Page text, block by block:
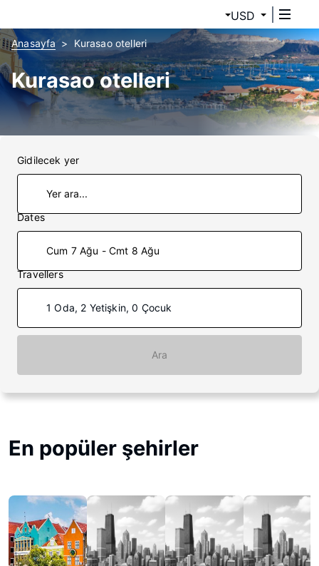
USD
Anasayfa Kurasao otelleri
Kurasao otelleri
Gidilecek yer
Dates
Cum 7 Ağu - Cmt 8 Ağu
Travellers
1 Oda, 2 Yetişkin, 0 Çocuk
Ara
En popüler şehirler